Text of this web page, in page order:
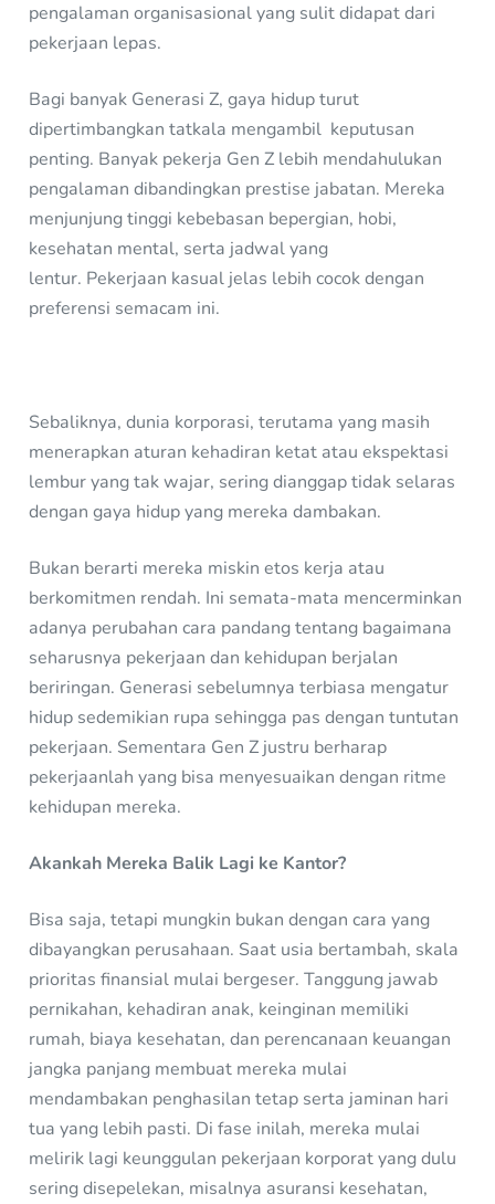
pengalaman organisasional yang sulit didapat dari
pekerjaan lepas.
Bagi banyak Generasi Z, gaya hidup turut
dipertimbangkan tatkala mengambil keputusan
penting. Banyak pekerja Gen Z lebih mendahulukan
pengalaman dibandingkan prestise jabatan. Mereka
menjunjung tinggi kebebasan bepergian, hobi,
kesehatan mental, serta jadwal yang
lentur. Pekerjaan kasual jelas lebih cocok dengan
preferensi semacam ini.
Sebaliknya, dunia korporasi, terutama yang masih
menerapkan aturan kehadiran ketat atau ekspektasi
lembur yang tak wajar, sering dianggap tidak selaras
dengan gaya hidup yang mereka dambakan.
Bukan berarti mereka miskin etos kerja atau
berkomitmen rendah. Ini semata-mata mencerminkan
adanya perubahan cara pandang tentang bagaimana
seharusnya pekerjaan dan kehidupan berjalan
beriringan. Generasi sebelumnya terbiasa mengatur
hidup sedemikian rupa sehingga pas dengan tuntutan
pekerjaan. Sementara Gen Z justru berharap
pekerjaanlah yang bisa menyesuaikan dengan ritme
kehidupan mereka.
Akankah Mereka Balik Lagi ke Kantor?
Bisa saja, tetapi mungkin bukan dengan cara yang
dibayangkan perusahaan. Saat usia bertambah, skala
prioritas finansial mulai bergeser. Tanggung jawab
pernikahan, kehadiran anak, keinginan memiliki
rumah, biaya kesehatan, dan perencanaan keuangan
jangka panjang membuat mereka mulai
mendambakan penghasilan tetap serta jaminan hari
tua yang lebih pasti. Di fase inilah, mereka mulai
melirik lagi keunggulan pekerjaan korporat yang dulu
sering disepelekan, misalnya asuransi kesehatan,